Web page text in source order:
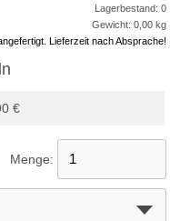
Lagerbestand: 0
Gewicht: 0,00kg
Lieferzeit nach Absprache!
€
Menge: